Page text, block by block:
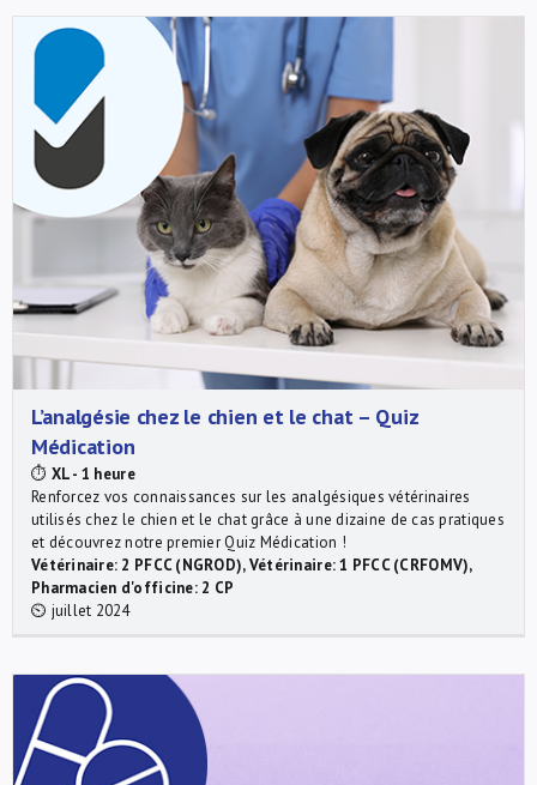
L’analgésie chez le chien et le chat – Quiz
Médication
⏱ XL - 1 heure
Renforcez vos connaissances sur les analgésiques vétérinaires
utilisés chez le chien et le chat grâce à une dizaine de cas pratiques
et découvrez notre premier Quiz Médication !
Vétérinaire: 2 PFCC (NGROD), Vétérinaire: 1 PFCC (CRFOMV),
Pharmacien d'officine: 2 CP
⏲ juillet 2024